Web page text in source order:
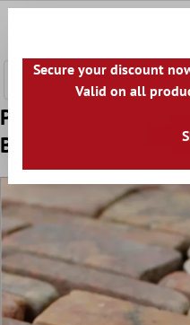
Próbka Mozaika
Brick Rosso Verona
Secure your discount
Valid on all